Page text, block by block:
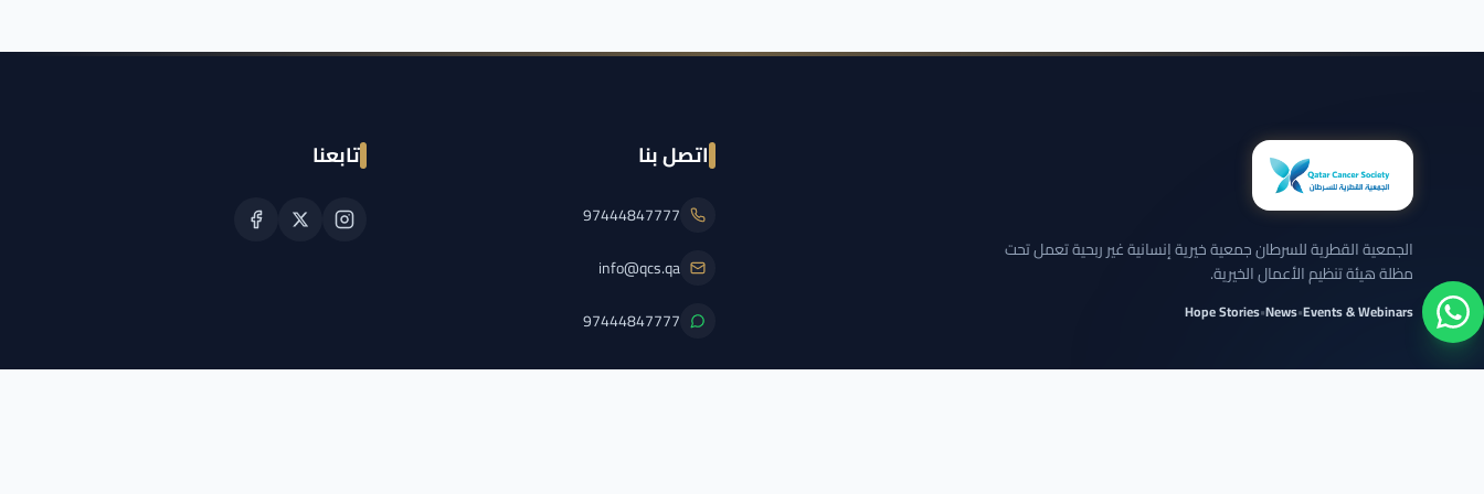
الجمعية القطرية للسرطان جمعية خيرية إنسانية غير ربحية تعمل تحت
مظلة هيئة تنظيم الأعمال الخيرية.
Events & Webinars
•
News
•
Hope Stories
اتصل بنا
97444847777
info@qcs.qa
97444847777
تابعنا